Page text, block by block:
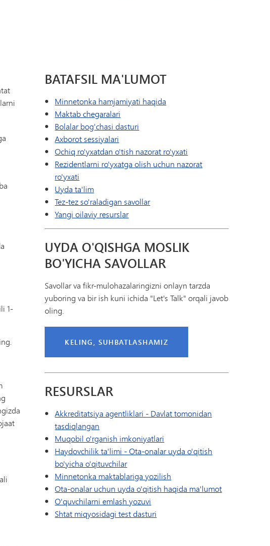
1-
BATAFSIL MA'LUMOT
Minnetonka hamjamiyati haqida
Maktab chegaralari
Bolalar bog'chasi dasturi
Axborot sessiyalari
Ochiq ro'yxatdan o'tish nazorat ro'yxati
Rezidentlarni ro'yxatga olish uchun nazorat
ro'yxati
Uyda ta'lim
Tez-tez so'raladigan savollar
Yangi oilaviy resurslar
UYDA O'QISHGA MOSLIK
BO'YICHA SAVOLLAR
Savollar va fikr-mulohazalaringizni onlayn tarzda
yuboring va bir ish kuni ichida "Let's Talk" orqali javob
oling.
KELING, SUHBATLASHAMIZ
RESURSLAR
Akkreditatsiya agentliklari - Davlat tomonidan
tasdiqlangan
Muqobil o'rganish imkoniyatlari
Haydovchilik ta'limi - Ota-onalar uyda o'qitish
bo'yicha o'qituvchilar
Minnetonka maktablariga yozilish
Ota-onalar uchun uyda o'qitish haqida ma'lumot
O'quvchilarni emlash yozuvi
Shtat miqyosidagi test dasturi